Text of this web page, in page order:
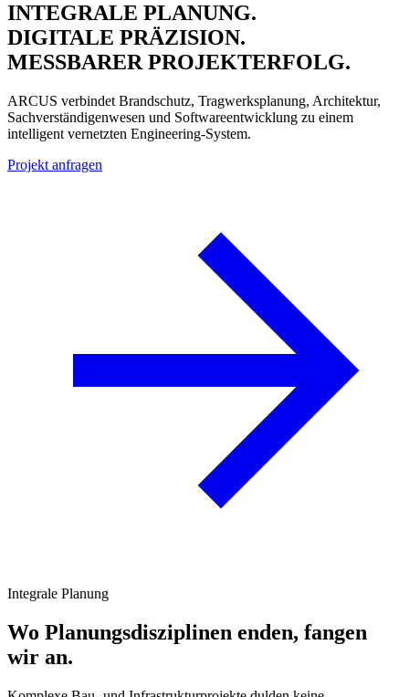
INTEGRALE PLANUNG.
DIGITALE PRÄZISION.
MESSBARER PROJEKTERFOLG.
ARCUS verbindet Brandschutz, Tragwerksplanung, Architektur,
Sachverständigenwesen und Softwareentwicklung zu einem
intelligent vernetzten Engineering-System.
Projekt anfragen
Integrale Planung
Wo Planungsdisziplinen enden, fangen
wir an.